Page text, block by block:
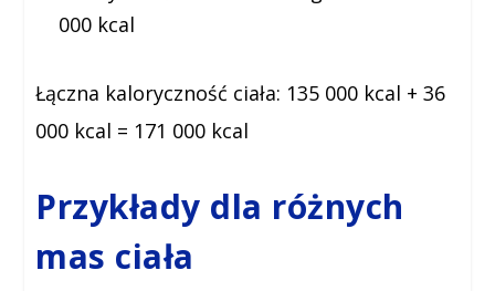
000 kcal
Łączna kaloryczność ciała: 135 000 kcal + 36
000 kcal = 171 000 kcal
Przykłady dla różnych
mas ciała